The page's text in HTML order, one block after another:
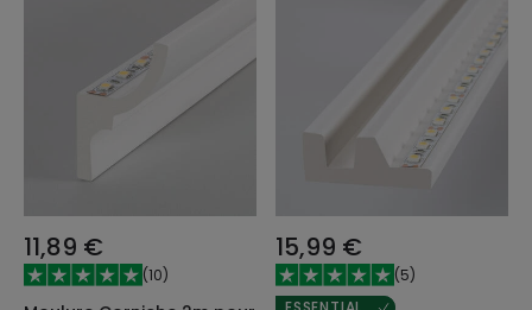
11,89 €
(10)
15,99 €
(5)